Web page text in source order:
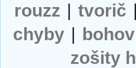
rouzz | tvorič |
chyby |
zošity